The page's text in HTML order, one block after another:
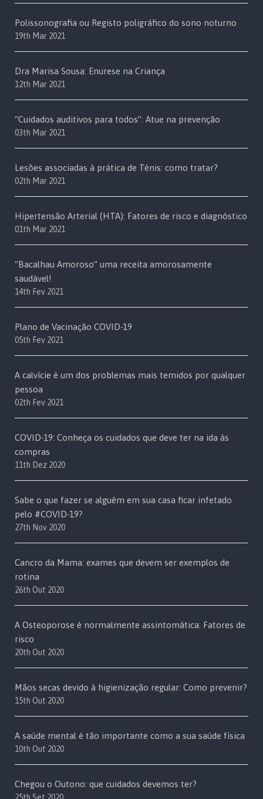
Polissonografia ou Registo poligráfico do sono noturno
19th Mar 2021
Dra Marisa Sousa: Enurese na Criança
12th Mar 2021
“Cuidados auditivos para todos”: Atue na prevenção
03th Mar 2021
Lesões associadas à prática de Ténis: como tratar?
02th Mar 2021
Hipertensão Arterial (HTA): Fatores de risco e diagnóstico
01th Mar 2021
“Bacalhau Amoroso” uma receita amorosamente
saudável!
14th Fev 2021
Plano de Vacinação COVID-19
05th Fev 2021
A calvície é um dos problemas mais temidos por qualquer
pessoa
02th Fev 2021
COVID-19: Conheça os cuidados que deve ter na ida às
compras
11th Dez 2020
Sabe o que fazer se alguém em sua casa ficar infetado
pelo #COVID-19?
27th Nov 2020
Cancro da Mama: exames que devem ser exemplos de
rotina
26th Out 2020
A Osteoporose é normalmente assintomática: Fatores de
risco
20th Out 2020
Mãos secas devido à higienização regular: Como prevenir?
15th Out 2020
A saúde mental é tão importante como a sua saúde física
10th Out 2020
Chegou o Outono: que cuidados devemos ter?